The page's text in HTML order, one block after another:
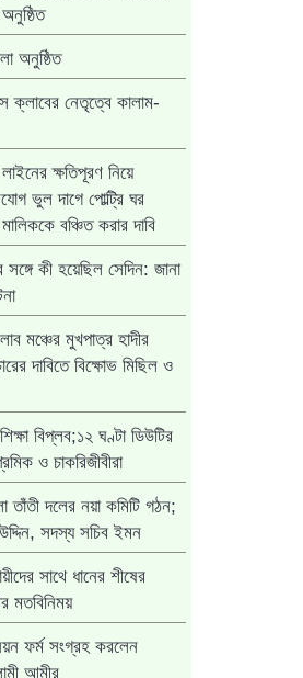
অনুষ্ঠিত
ক্লাবের নেতৃত্বে কালাম-
ক্ষতিপূরণ নিয়ে
ভুল দাগে পোল্ট্রি ঘর
বঞ্চিত করার দাবি
সঙ্গে কী হয়েছিল সেদিন: জানা
মঞ্চের মুখপাত্র হাদীর
দাবিতে বিক্ষোভ মিছিল ও
বিপ্লব;১২ ঘণ্টা ডিউটির
ও চাকরিজীবীরা
তাঁতী দলের নয়া কমিটি গঠন;
সদস্য সচিব ইমন
সাথে ধানের শীষের
মতবিনিময়
ফর্ম সংগ্রহ করলেন
আমীর